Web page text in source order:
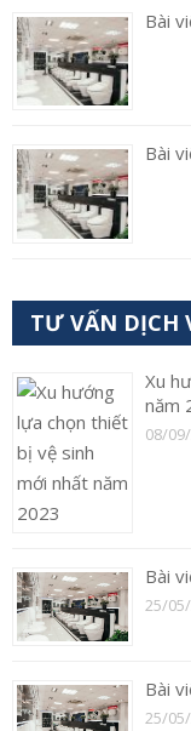
Bài
Bài
TƯ VẤN DỊCH
Xu
năm
08/
Bài
25/
Bài
25/